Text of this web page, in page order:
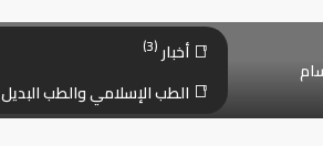
أخبار (3)
الطب الإسلامي والطب البديل